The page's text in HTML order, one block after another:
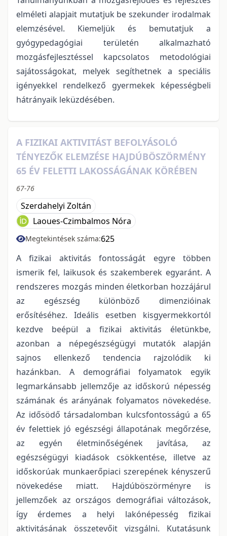
elméleti alapjait mutatjuk be szekunder irodalmak
elemzésével. Kiemeljük és bemutatjuk a
gyógypedagógiai területén alkalmazható
mozgásfejlesztéssel kapcsolatos metodológiai
sajátosságokat, melyek segíthetnek a speciális
igényekkel rendelkező gyermekek képességbeli
hátrányaik leküzdésében.
A FIZIKAI AKTIVITÁST BEFOLYÁSOLÓ
TÉNYEZŐK ELEMZÉSE HAJDÚBÖSZÖRMÉNY
65 ÉV FELETTI LAKOSSÁGÁNAK KÖRÉBEN
67-76
Szerdahelyi Zoltán
Laoues-Czimbalmos Nóra
Megtekintések száma:625
A fizikai aktivitás fontosságát egyre többen
ismerik fel, laikusok és szakemberek egyaránt. A
rendszeres mozgás minden életkorban hozzájárul
az egészség különböző dimenzióinak
erősítéséhez. Ideális esetben kisgyermekkortól
kezdve beépül a fizikai aktivitás életünkbe,
azonban a népegészségügyi mutatók alapján
sajnos ellenkező tendencia rajzolódik ki
hazánkban. A demográfiai folyamatok egyik
legmarkánsabb jellemzője az időskorú népesség
számának és arányának folyamatos növekedése.
Az idősödő társadalomban kulcsfontosságú a 65
év felettiek jó egészségi állapotának megőrzése,
az egyén életminőségének javítása, az
egészségügyi kiadások csökkentése, illetve az
időskorúak munkaerőpiaci szerepének kényszerű
növekedése miatt. Hajdúböszörményre is
jellemzőek az országos demográfiai változások,
így érdemes a helyi lakónépesség fizikai
aktivitásának összetevőit vizsgálni. Kutatásunk